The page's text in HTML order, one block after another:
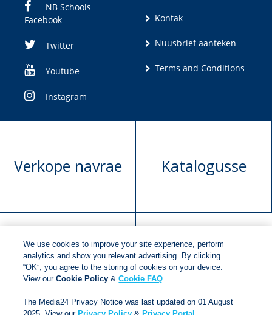
NB Schools
Facebook
Twitter
Youtube
Instagram
Kontak
Nuusbrief aanteken
Terms and Conditions
Verkope navrae Katalogusse
Manuskrip
voorlegging
Versoek boekregte
We use cookies to improve your site experience, perform
analytics and show you relevant advertising. By clicking
“OK”, you agree to the storing of cookies on your device.
View ourCookie Policy &Cookie FAQ.
The Media24 Privacy Notice was last updated on 01 August